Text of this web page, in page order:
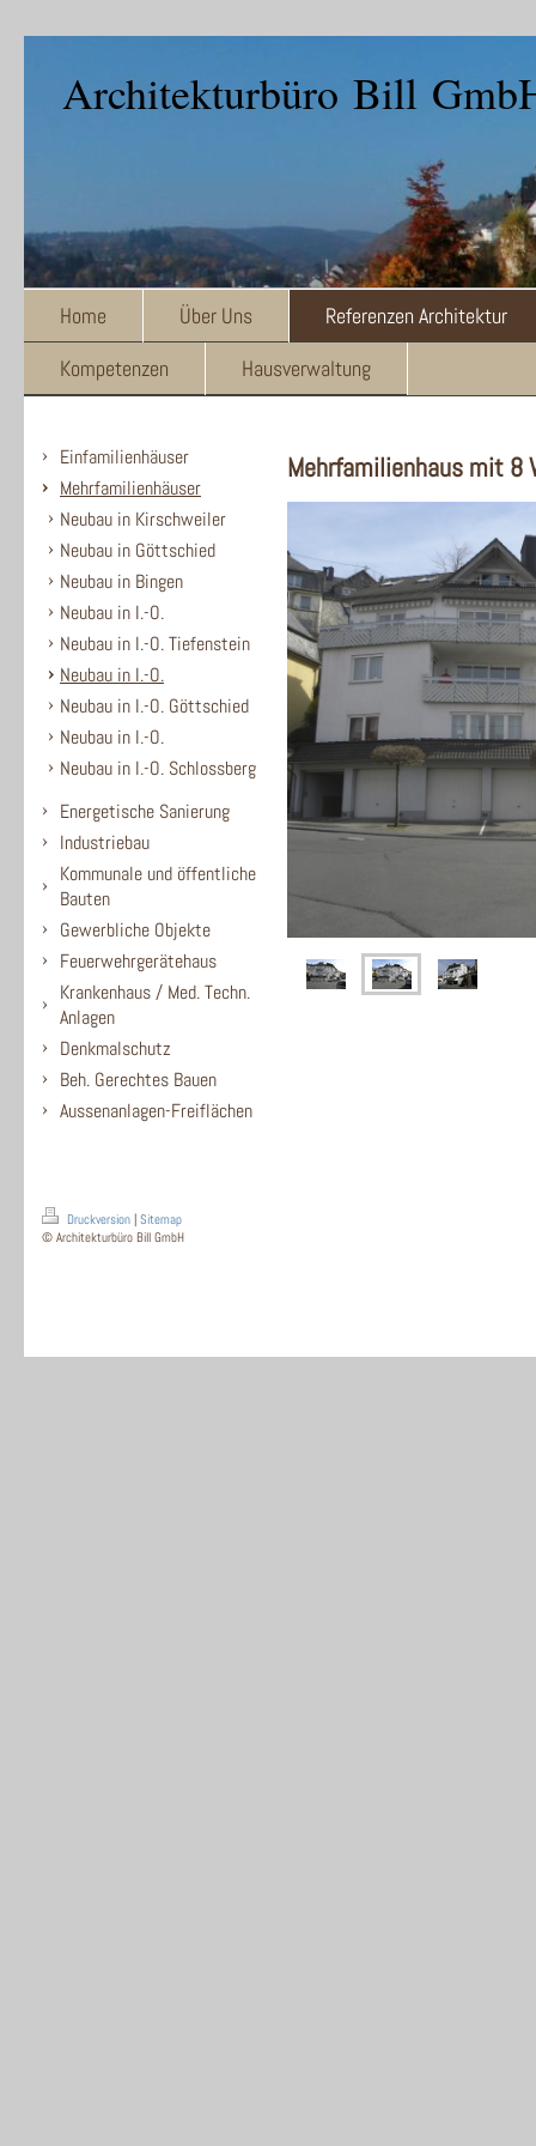
Architekturbüro Bill
Home Über Uns
Referenzen Architektur
Kompetenzen
Hausverwaltung
Einfamilienhäuser
Mehrfamilienhäuser
Neubau in Kirschweiler
Neubau in Göttschied
Neubau in Bingen
Neubau in I.-O.
Neubau in I.-O. Tiefenstein
Neubau in I.-O.
Neubau in I.-O. Göttschied
Neubau in I.-O.
Neubau in I.-O. Schlossberg
Energetische Sanierung
Industriebau
Kommunale und öffentliche
Bauten
Gewerbliche Objekte
Feuerwehrgerätehaus
Krankenhaus / Med. Techn.
Anlagen
Denkmalschutz
Beh. Gerechtes Bauen
Aussenanlagen-Freiflächen
Mehrfamilienhaus mit 8
Druckversion | Sitemap
© Architekturbüro Bill GmbH